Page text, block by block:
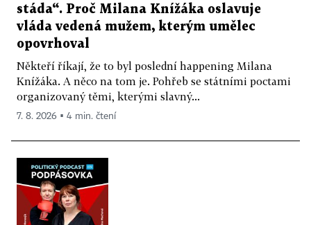
stáda“. Proč Milana Knížáka oslavuje
vláda vedená mužem, kterým umělec
opovrhoval
Někteří říkají, že to byl poslední happening Milana
Knížáka. A něco na tom je. Pohřeb se státními poctami
organizovaný těmi, kterými slavný...
7. 8. 2026 ▪ 4 min. čtení